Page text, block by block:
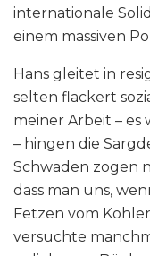
internationale
einem massiven
Hans gleitet in
selten flackert
meiner Arbeit – es
– hingen die
Schwaden zogen
dass man uns,
Fetzen vom
versuchte